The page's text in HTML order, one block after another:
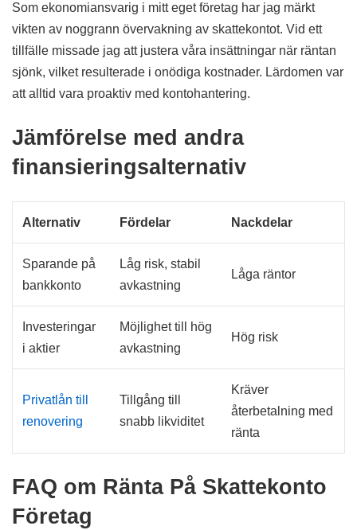
Som ekonomiansvarig i mitt eget företag har jag märkt
vikten av noggrann övervakning av skattekontot. Vid ett
tillfälle missade jag att justera våra insättningar när räntan
sjönk, vilket resulterade i onödiga kostnader. Lärdomen var
att alltid vara proaktiv med kontohantering.
Jämförelse med andra
finansieringsalternativ
Alternativ Fördelar Nackdelar
Sparande på
bankkonto
Låg risk, stabil
avkastning
Låga räntor
Investeringar
i aktier
Möjlighet till hög
avkastning
Hög risk
Privatlån till
renovering
Tillgång till
snabb likviditet
Kräver
återbetalning med
ränta
FAQ om Ränta På Skattekonto
Företag